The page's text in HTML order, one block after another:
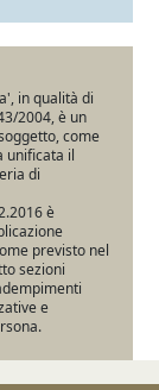
in qualità di
2004, è un
come
unificata il
di
è
previsto nel
sezioni
e